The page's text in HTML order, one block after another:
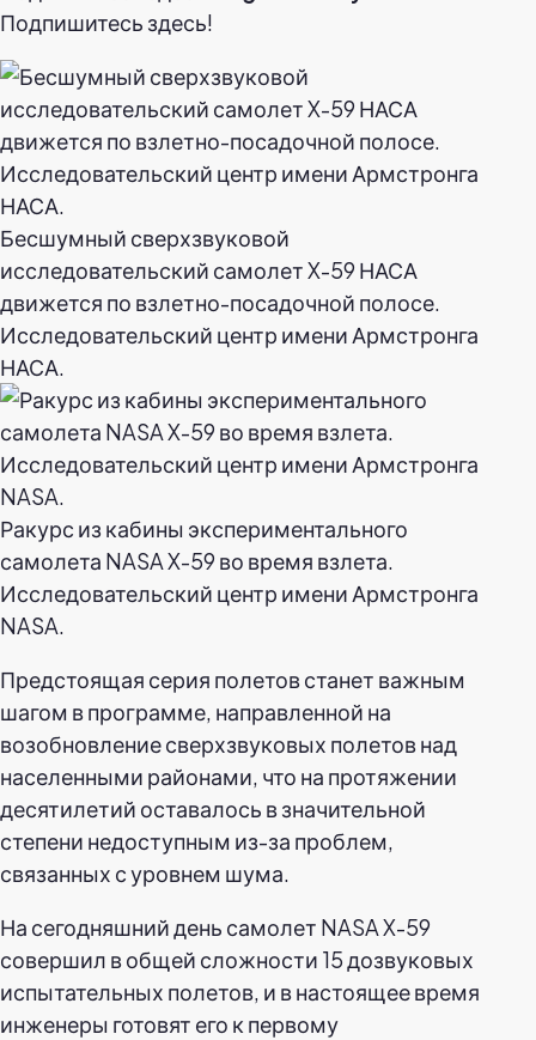
Подпишитесь здесь!
Бесшумный сверхзвуковой
исследовательский самолет X-59 НАСА
движется по взлетно-посадочной полосе.
Исследовательский центр имени Армстронга
НАСА.
Ракурс из кабины экспериментального
самолета NASA X-59 во время взлета.
Исследовательский центр имени Армстронга
NASA.
Предстоящая серия полетов станет важным
шагом в программе, направленной на
возобновление сверхзвуковых полетов над
населенными районами, что на протяжении
десятилетий оставалось в значительной
степени недоступным из-за проблем,
связанных с уровнем шума.
На сегодняшний день самолет NASA X-59
совершил в общей сложности 15 дозвуковых
испытательных полетов, и в настоящее время
инженеры готовят его к первому